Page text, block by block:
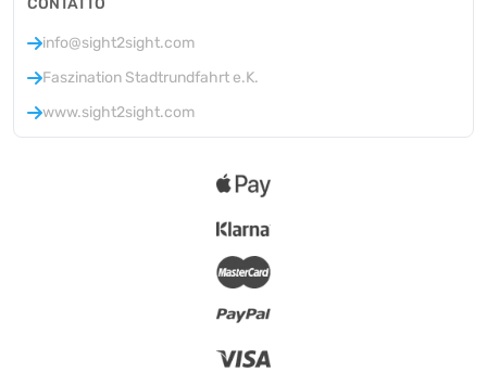
CONTATTO
info@sight2sight.com
Faszination Stadtrundfahrt e.K.
www.sight2sight.com